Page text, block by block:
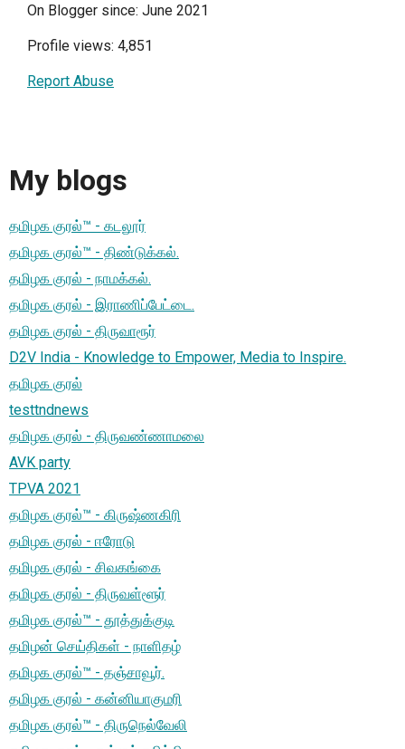
On Blogger since: June 2021
Profile views: 4,851
Report Abuse
My blogs
தமிழக குரல்™ - கடலூர்
தமிழக குரல்™ - திண்டுக்கல்.
தமிழக குரல் - நாமக்கல்.
தமிழக குரல் - இராணிப்பேட்டை.
தமிழக குரல் - திருவாரூர்
D2V India - Knowledge to Empower, Media to Inspire.
தமிழக குரல்
testtndnews
தமிழக குரல் - திருவண்ணாமலை
AVK party
TPVA 2021
தமிழக குரல்™ - கிருஷ்ணகிரி
தமிழக குரல் - ஈரோடு
தமிழக குரல் - சிவகங்கை
தமிழக குரல் - திருவள்ளூர்
தமிழக குரல்™ - தூத்துக்குடி
தமிழன் செய்திகள் - நாளிதழ்
தமிழக குரல்™ - தஞ்சாவூர்.
தமிழக குரல் - கன்னியாகுமரி
தமிழக குரல்™ - திருநெல்வேலி